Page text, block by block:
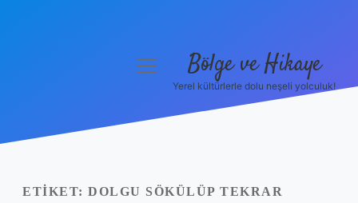
Yasal Uyarı
menüyü
Bölge ve Hikaye
Yerel kültürlerle dolu neşeli yolculuk!
ETIKET: DOLGU SÖKÜLÜP TEKRAR